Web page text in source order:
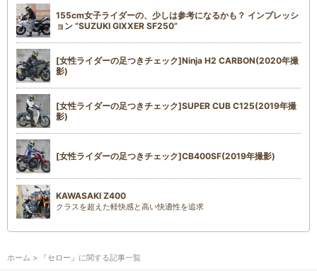
155cm女子ライダーの、少しは参考になるかも？ インプレッシ
ョン “SUZUKI GIXXER SF250”
[女性ライダーの足つきチェック]Ninja H2 CARBON(2020年撮
影)
[女性ライダーの足つきチェック]SUPER CUB C125(2019年撮
影)
[女性ライダーの足つきチェック]CB400SF(2019年撮影)
KAWASAKI Z400
クラスを超えた軽快感と高い快適性を追求
ホーム > 『セロー』に関する記事一覧